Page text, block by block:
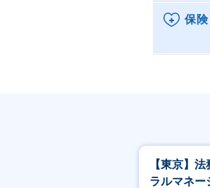
保険
【東京】
ラルマネー